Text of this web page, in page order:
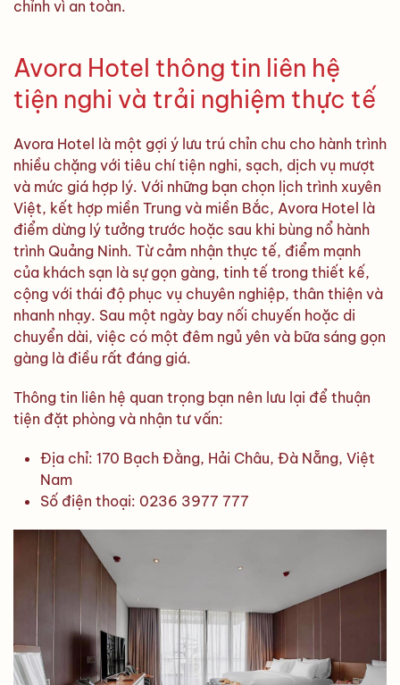
chỉnh vì an toàn.
Avora Hotel thông tin liên hệ
tiện nghi và trải nghiệm thực tế
Avora Hotel là một gợi ý lưu trú chỉn chu cho hành trình
nhiều chặng với tiêu chí tiện nghi, sạch, dịch vụ mượt
và mức giá hợp lý. Với những bạn chọn lịch trình xuyên
Việt, kết hợp miền Trung và miền Bắc, Avora Hotel là
điểm dừng lý tưởng trước hoặc sau khi bùng nổ hành
trình Quảng Ninh. Từ cảm nhận thực tế, điểm mạnh
của khách sạn là sự gọn gàng, tinh tế trong thiết kế,
cộng với thái độ phục vụ chuyên nghiệp, thân thiện và
nhanh nhạy. Sau một ngày bay nối chuyến hoặc di
chuyển dài, việc có một đêm ngủ yên và bữa sáng gọn
gàng là điều rất đáng giá.
Thông tin liên hệ quan trọng bạn nên lưu lại để thuận
tiện đặt phòng và nhận tư vấn:
Địa chỉ: 170 Bạch Đằng, Hải Châu, Đà Nẵng, Việt
Nam
Số điện thoại: 0236 3977 777